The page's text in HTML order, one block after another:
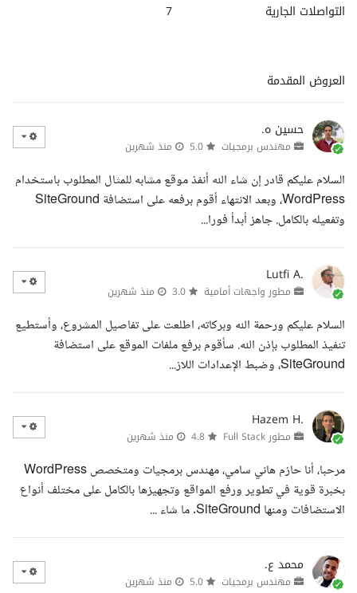
التواصلات الجارية
7
العروض المقدمة
حسين ه.
مهندس برمجيات منذ شهرين
السلام عليكم قادر إن شاء الله أنفذ موقع مشابه للمثال المطلوب باستخدام
WordPress، وبعد الانتهاء أقوم برفعه على استضافة SiteGround
وتفعيله بالكامل. جاهز أبدأ فورا...
Lutfi A.
مطور واجهات أمامية منذ شهرين
السلام عليكم ورحمة الله وبركاته، اطلعت على تفاصيل المشروع، وأستطيع
تنفيذ المطلوب بإذن الله. سأقوم برفع ملفات الموقع على استضافة
SiteGround، وضبط الإعدادات اللاز...
Hazem H.
مطور Full Stack منذ شهرين
مرحبا، أنا حازم هاني سامي، مهندس برمجيات ومتخصص WordPress
بخبرة قوية في تطوير ورفع المواقع وتجهيزها بالكامل على مختلف أنواع
الاستضافات ومنها SiteGround. ما شاء ...
محمد ع.
مهندس برمجيات منذ شهرين